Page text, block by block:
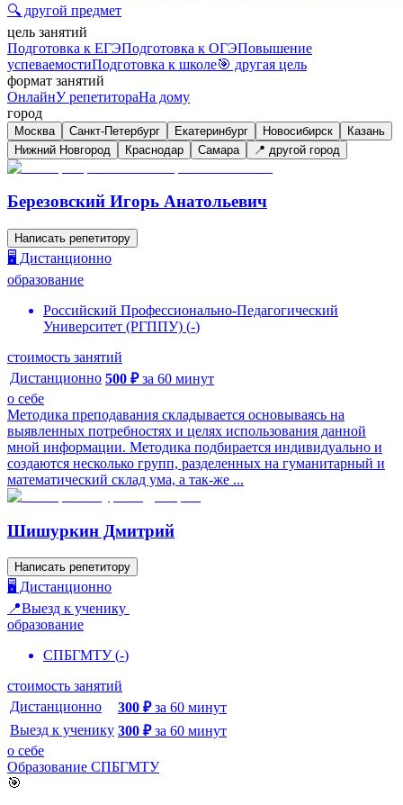
🔍 другой предмет
цель занятий
Подготовка к ЕГЭПодготовка к ОГЭПовышение
успеваемостиПодготовка к школе🎯 другая цель
формат занятий
ОнлайнУ репетитораНа дому
город
Москва Санкт-Петербург Екатеринбург Новосибирск
Казань
Нижний Новгород
Краснодар Самара 📍 другой город
Березовский Игорь Анатольевич
Написать репетитору
🖥️ Дистанционно
образование
Российский Профессионально-Педагогический
Университет (РГППУ) (-)
стоимость занятий
Дистанционно 500 ₽ за 60 минут
о себе
Методика преподавания складывается основываясь на
выявленных потребностях и целях использования данной
мной информации. Методика подбирается индивидуально и
создаются несколько групп, разделенных на гуманитарный и
математический склад ума, а так-же ...
Шишуркин Дмитрий
Написать репетитору
🖥️ Дистанционно
📍Выезд к ученику
образование
СПБГМТУ(-)
стоимость занятий
Дистанционно
300 ₽ за 60 минут
Выезд к ученику 300 ₽ за 60 минут
о себе
Образование СПБГМТУ
🎯